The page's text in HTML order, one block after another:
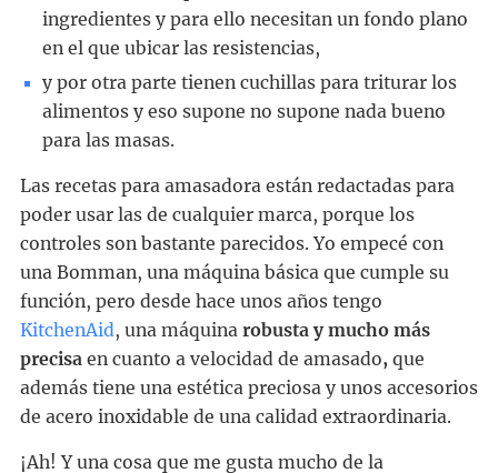
ingredientes y para ello necesitan un fondo plano
en el que ubicar las resistencias,
y por otra parte tienen cuchillas para triturar los
alimentos y eso supone no supone nada bueno
para las masas.
Las recetas para amasadora están redactadas para
poder usar las de cualquier marca, porque los
controles son bastante parecidos. Yo empecé con
una Bomman, una máquina básica que cumple su
función, pero desde hace unos años tengo
KitchenAid, una máquina robusta y mucho más
precisaen cuanto a velocidad de amasado, que
además tiene una estética preciosa y unos accesorios
de acero inoxidable de una calidad extraordinaria.
¡Ah! Y una cosa que me gusta mucho de la